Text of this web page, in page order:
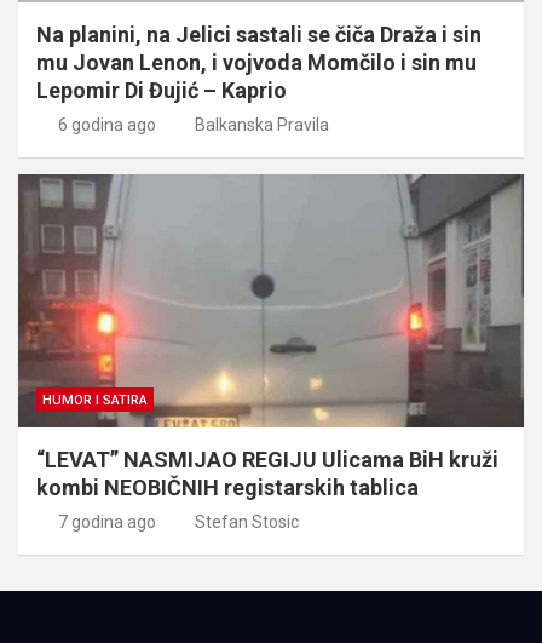
Na planini, na Jelici sastali se čiča Draža i sin
mu Jovan Lenon, i vojvoda Momčilo i sin mu
Lepomir Di Đujić – Kaprio
6 godina ago Balkanska Pravila
HUMOR I SATIRA
“LEVAT” NASMIJAO REGIJU Ulicama BiH kruži
kombi NEOBIČNIH registarskih tablica
7 godina ago Stefan Stosic